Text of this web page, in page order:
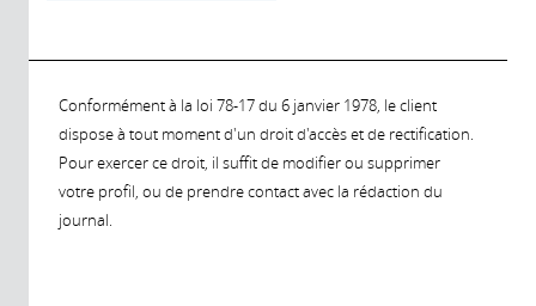
Conformément à la loi 78-17 du 6 janvier 1978, le client
dispose à tout moment d'un droit d'accès et de rectification.
Pour exercer ce droit, il suffit de modifier ou supprimer
votre profil, ou de prendre contact avec la rédaction du
journal.